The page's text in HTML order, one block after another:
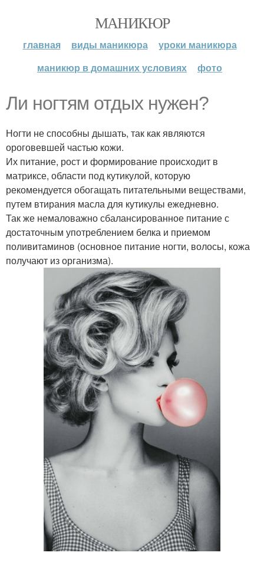
МАНИКЮР
главная виды маникюра
уроки маникюра
маникюр в домашних условиях
фото
Ли ногтям отдых нужен?
Ногти не способны дышать, так как являются
ороговевшей частью кожи.
Их питание, рост и формирование происходит в
матриксе, области под кутикулой, которую
рекомендуется обогащать питательными веществами,
путем втирания масла для кутикулы ежедневно.
Так же немаловажно сбалансированное питание с
достаточным употреблением белка и приемом
поливитаминов (основное питание ногти, волосы, кожа
получают из организма).